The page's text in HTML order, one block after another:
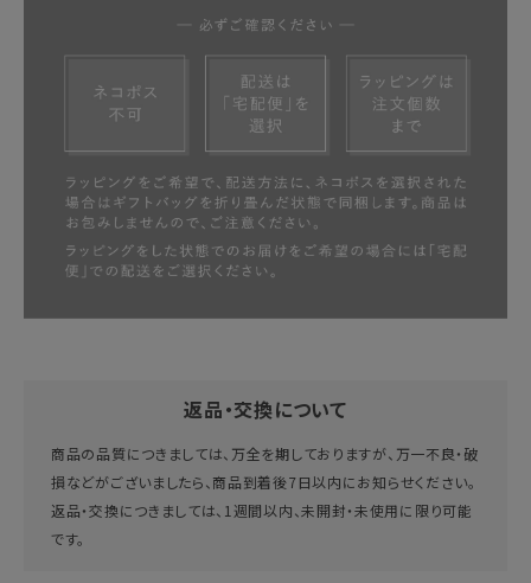
返品・交換について
商品の品質につきましては、万全を期しておりますが、万一不良・破
損などがございましたら、商品到着後7日以内にお知らせください。
返品・交換につきましては、1週間以内、未開封・未使用に限り可能
です。